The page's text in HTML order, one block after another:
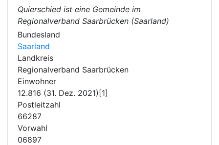
Quierschied ist eine Gemeinde im
Regionalverband Saarbrücken (Saarland)
Bundesland
Saarland
Landkreis
Regionalverband Saarbrücken
Einwohner
12.816 (31. Dez. 2021)[1]
Postleitzahl
66287
Vorwahl
06897